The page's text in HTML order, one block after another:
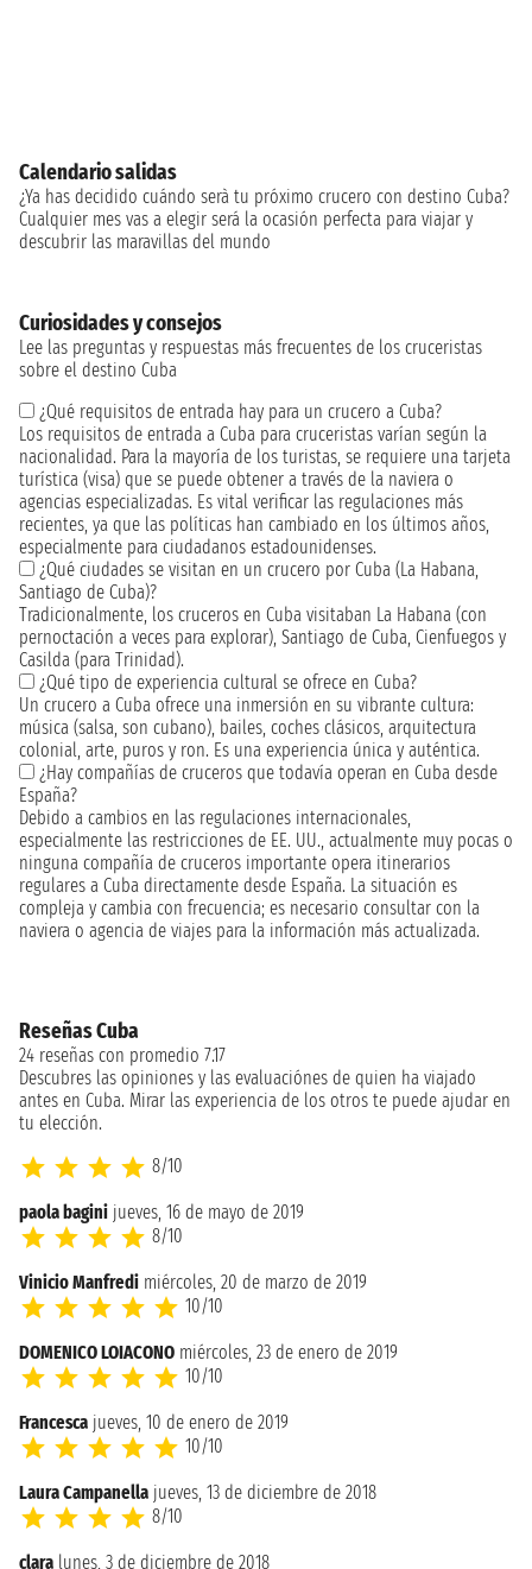
Calendario salidas
¿Ya has decidido cuándo serà tu próximo crucero con destino Cuba?
Cualquier mes vas a elegir será la ocasión perfecta para viajar y
descubrir las maravillas del mundo
Curiosidades y consejos
Lee las preguntas y respuestas más frecuentes de los cruceristas
sobre el destino Cuba
¿Qué requisitos de entrada hay para un crucero a Cuba?
Los requisitos de entrada a Cuba para cruceristas varían según la
nacionalidad. Para la mayoría de los turistas, se requiere una tarjeta
turística (visa) que se puede obtener a través de la naviera o
agencias especializadas. Es vital verificar las regulaciones más
recientes, ya que las políticas han cambiado en los últimos años,
especialmente para ciudadanos estadounidenses.
¿Qué ciudades se visitan en un crucero por Cuba (La Habana,
Santiago de Cuba)?
Tradicionalmente, los cruceros en Cuba visitaban La Habana (con
pernoctación a veces para explorar), Santiago de Cuba, Cienfuegos y
Casilda (para Trinidad).
¿Qué tipo de experiencia cultural se ofrece en Cuba?
Un crucero a Cuba ofrece una inmersión en su vibrante cultura:
música (salsa, son cubano), bailes, coches clásicos, arquitectura
colonial, arte, puros y ron. Es una experiencia única y auténtica.
¿Hay compañías de cruceros que todavía operan en Cuba desde
España?
Debido a cambios en las regulaciones internacionales,
especialmente las restricciones de EE. UU., actualmente muy pocas o
ninguna compañía de cruceros importante opera itinerarios
regulares a Cuba directamente desde España. La situación es
compleja y cambia con frecuencia; es necesario consultar con la
naviera o agencia de viajes para la información más actualizada.
Reseñas Cuba
24 reseñas con promedio 7.17
Descubres las opiniones y las evaluaciónes de quien ha viajado
antes en Cuba. Mirar las experiencia de los otros te puede ajudar en
tu elección.
8/10
paola bagini jueves, 16 de mayo de 2019
8/10
Vinicio Manfredi miércoles, 20 de marzo de 2019
10/10
DOMENICO LOIACONO miércoles, 23 de enero de 2019
10/10
Francesca jueves, 10 de enero de 2019
10/10
Laura Campanella jueves, 13 de diciembre de 2018
8/10
clara lunes, 3 de diciembre de 2018